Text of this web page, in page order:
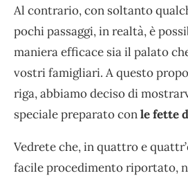
Al contrario, con soltanto
pochi passaggi, in realtà, è
maniera efficace sia il palato
vostri famigliari. A questo
riga, abbiamo deciso di
speciale preparato conle fette
Vedrete che, in quattro e
facile procedimento riportato,